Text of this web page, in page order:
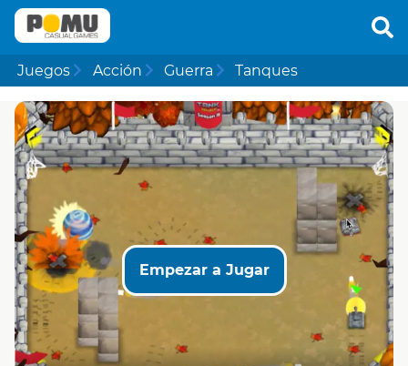
Juegos Acción Guerra Tanques
Empezar a Jugar